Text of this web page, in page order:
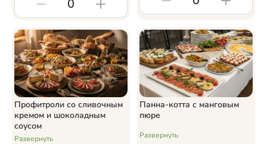
0
Профитроли со сливочным
кремом и шоколадным
соусом
Развернуть
Панна-котта с манговым
пюре
Развернуть